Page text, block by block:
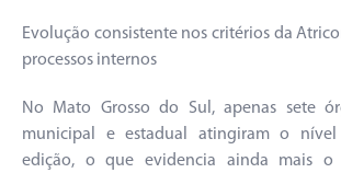
Evolução consistente nos critérios da
processos internos
No Mato Grosso do Sul, apenas sete
municipal e estadual atingiram o nível
edição, o que evidencia ainda mais o